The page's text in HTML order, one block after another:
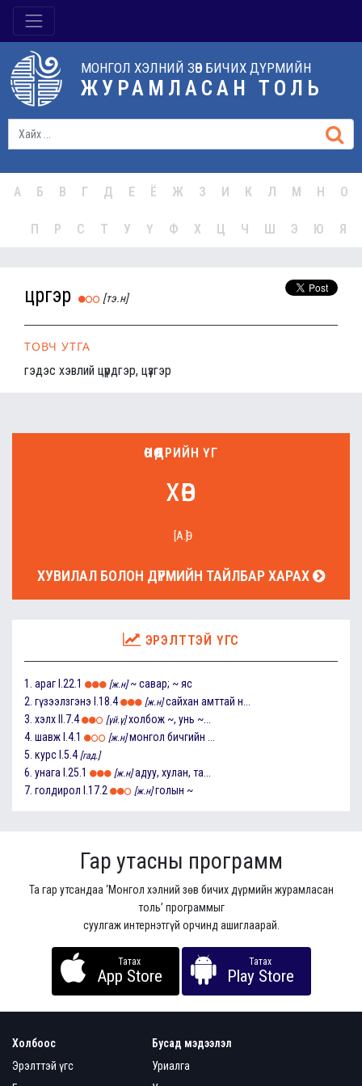
МОНГОЛ ХЭЛНИЙ ЗӨВ БИЧИХ ДҮРМИЙН
ЖУРАМЛАСАН ТОЛЬ
А Б В Г Д Е Ё Ж З И К Л М Н О
П Р С Т У Ү Ф Х Ц Ч Ш Э Ю Я
цүргэр [тэ.н]
ТОВЧ УТГА
гэдэс хэвлий цүрдгэр, цүзгэр
ӨНӨӨДРИЙН ҮГ
хөв
[А.Ө]
ХУВИЛАЛ БОЛОН ДҮРМИЙН ТАЙЛБАР ХАРАХ
ЭРЭЛТТЭЙ ҮГС
1. араг I.22.1 [ж.н] ~ савар; ~ яс
2. гүзээлзгэнэ I.18.4 [ж.н] сайхан амттай н...
3. хэлх II.7.4 [үй.ү] холбож ~, унь ~...
4. шавж I.4.1 [ж.н] монгол бичгийн ...
5. курс I.5.4 [гад.]
6. унага I.25.1 [ж.н] адуу, хулан, та...
7. голдирол I.17.2 [ж.н] голын ~
Гар утасны программ
Та гар утсандаа ‘Монгол хэлний зөв бичих дүрмийн журамласан
толь’ программыг
суулгаж интернэтгүй орчинд ашиглаарай.
Татах
App Store
Татах
Play Store
Холбоос
Эрэлттэй үгс
Бусад мэдээлэл
Уриалга